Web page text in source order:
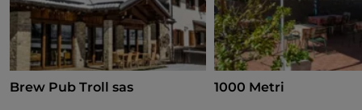
Brew Pub Troll sas 1000 Metri